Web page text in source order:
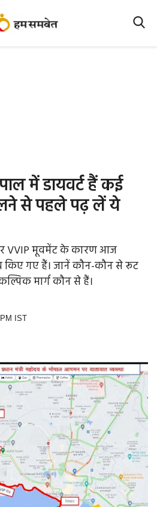
में डायवर्ट हैं कई
से पहले पढ़ लें ये
VVIP मूवमेंट के कारण आज
किए गए हैं। जानें कौन-कौन से रूट
मार्ग कौन से हैं।
IST